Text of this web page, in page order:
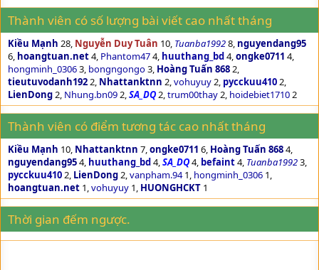
Thành viên có số lượng bài viết cao nhất tháng
Kiều Mạnh 28 Nguyễn Duy Tuân 10 Tuanba19928 nguyendang95
6 hoangtuan.net4 Phantom474 huuthang_bd4 ongke0711 4
hongminh_03063 bongngongo3 Hoàng Tuấn 8682
tieutuvodanh1922 Nhattanktnn 2 vohuyuy2 pycckuu4102
LienDong2 Nhung.bn092 SA_DQ2 trum00thay2 hoidebiet17102
Thành viên có điểm tương tác cao nhất tháng
Kiều Mạnh 10 Nhattanktnn 7 ongke0711 6 Hoàng Tuấn 8684
nguyendang954 huuthang_bd4 SA_DQ4 befaint4 Tuanba19923
pycckuu4102 LienDong2 vanpham.941 hongminh_0306 1
hoangtuan.net 1 vohuyuy 1 HUONGHCKT 1
Thời gian đếm ngược.